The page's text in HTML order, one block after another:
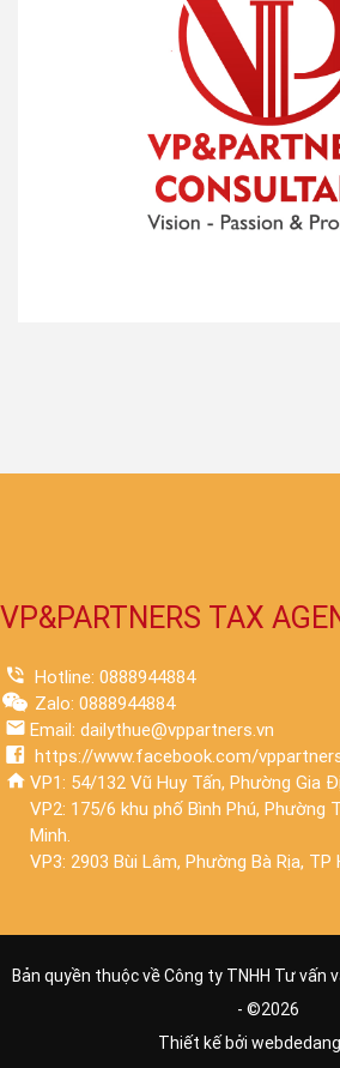
VP&PARTNERS TAX
Hotline: 0888944884
Zalo: 0888944884
Email: dailythue@vppartners.vn
https://www.facebook.com/
VP1: 54/132 Vũ Huy Tấn, Phường Gia
VP2: 175/6 khu phố Bình Phú, Phường
Minh.
VP3: 2903 Bùi Lâm, Phường Bà Rịa, TP
Bản quyền thuộc về Công ty TNHH Tư vấn
- ©2026
Thiết kế bởi